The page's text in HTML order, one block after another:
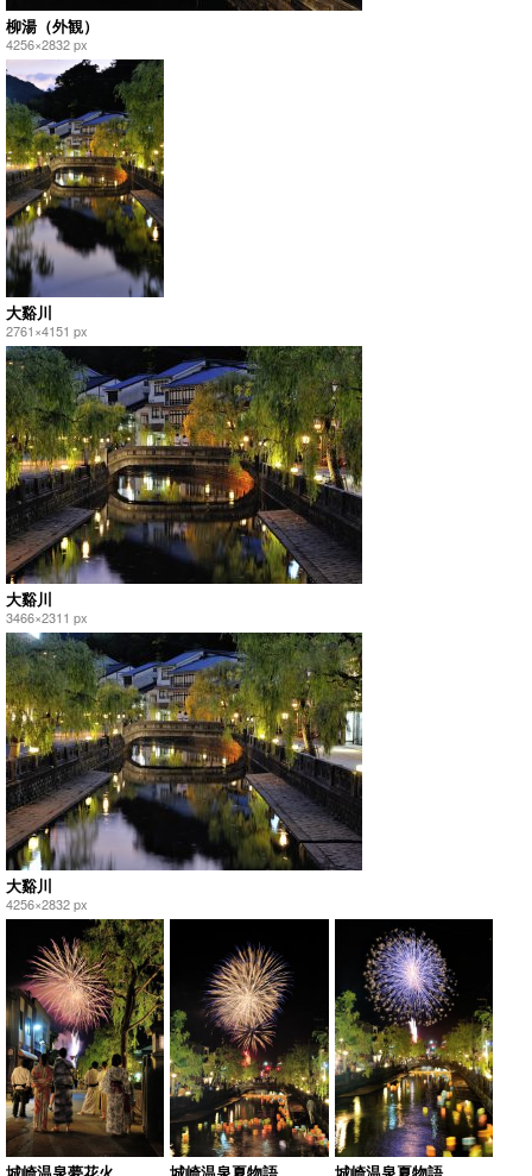
柳湯（外観）
4256×2832 px
大谿川
2761×4151 px
大谿川
3466×2311 px
大谿川
4256×2832 px